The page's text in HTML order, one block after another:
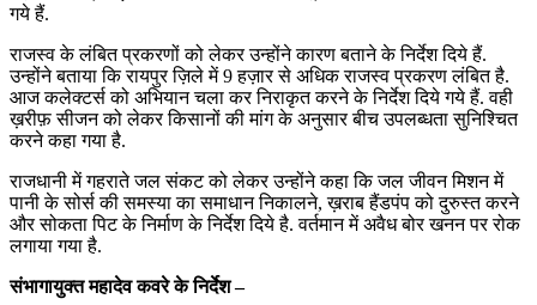
गये हैं.
राजस्व के लंबित प्रकरणों को लेकर उन्होंने कारण बताने के निर्देश दिये हैं.
उन्होंने बताया कि रायपुर ज़िले में 9 हज़ार से अधिक राजस्व प्रकरण लंबित है.
आज कलेक्टर्स को अभियान चला कर निराकृत करने के निर्देश दिये गये हैं. वही
ख़रीफ़ सीजन को लेकर किसानों की मांग के अनुसार बीच उपलब्धता सुनिश्चित
करने कहा गया है.
राजधानी में गहराते जल संकट को लेकर उन्होंने कहा कि जल जीवन मिशन में
पानी के सोर्स की समस्या का समाधान निकालने, ख़राब हैंडपंप को दुरुस्त करने
और सोकता पिट के निर्माण के निर्देश दिये है. वर्तमान में अवैध बोर खनन पर रोक
लगाया गया है.
संभागायुक्त महादेव कवरे के निर्देश –